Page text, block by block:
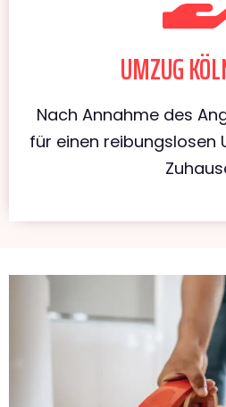
UMZUG
Nach Annahme des
für einen reibungslosen